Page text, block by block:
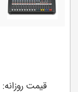
قیمت روزانه: